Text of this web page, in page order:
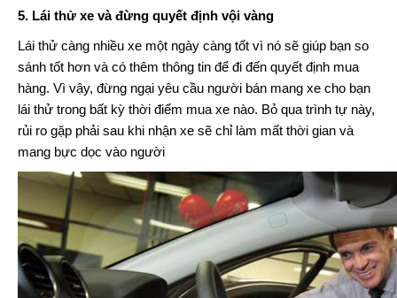
5. Lái thử xe và đừng quyết định vội vàng
Lái thử càng nhiều xe một ngày càng tốt vì nó sẽ giúp bạn so
sánh tốt hơn và có thêm thông tin để đi đến quyết định mua
hàng. Vì vậy, đừng ngại yêu cầu người bán mang xe cho bạn
lái thử trong bất kỳ thời điểm mua xe nào. Bỏ qua trình tự này,
rủi ro gặp phải sau khi nhận xe sẽ chỉ làm mất thời gian và
mang bực dọc vào người